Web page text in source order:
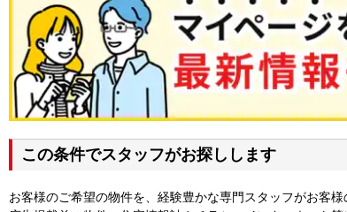
この条件でスタッフがお探しします
お客様のご希望の物件を、経験豊かな専門スタッフがお客様